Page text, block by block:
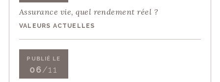
Assurance vie, quel rendement réel ?
VALEURS ACTUELLES
PUBLIÉ LE
06/11